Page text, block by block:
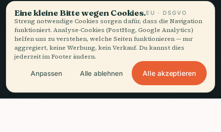
Mission
Partner werden
RECHTLICHES
Datenschutz
Cookie-Einstellungen
Eine kleine Bitte wegen Cookies.EU · DSGVO
Streng notwendige Cookies sorgen dafür, dass die Navigation
funktioniert. Analyse-Cookies (PostHog, Google Analytics)
helfen uns zu verstehen, welche Seiten funktionieren — nur
aggregiert, keine Werbung, kein Verkauf. Du kannst dies
jederzeit im Footer ändern.
Anpassen Alle ablehnen Alle akzeptieren